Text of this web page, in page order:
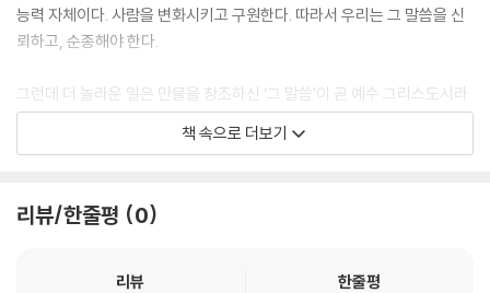
능력 자체이다. 사람을 변화시키고 구원한다. 따라서 우리는 그 말씀을 신
뢰하고, 순종해야 한다.
그런데 더 놀라운 일은 만물을 창조하신 ‘그 말씀’이 곧 예수 그리스도시라
는 사실이다. “태초에 말씀이 계시니라 이 말씀이 하나님과 함께 계셨으니
이 말씀은 곧 하나님이시니라, 그가 태초에 하나님과 함께 계셨고 만물이
의 영광을 보니 아버지의 독생자의 영광이요 은혜와 진리가 충만하더
믿고 순종하는 예수 그리스도는 세상을 창조하신 창조주 하나님이시다. 그
책 속으로 더보기
리뷰/한줄평 0
리뷰
한줄평